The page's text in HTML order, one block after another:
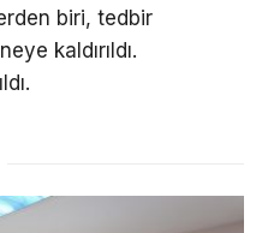
biri, tedbir
kaldırıldı.